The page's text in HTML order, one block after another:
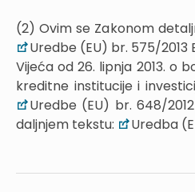
(2) Ovim se Zakonom
Uredbe (EU) br. 575/
Vijeća od 26. lipnja 2013. o
kreditne institucije i
Uredbe (EU) br. 648/2012
daljnjem tekstu:
Uredba